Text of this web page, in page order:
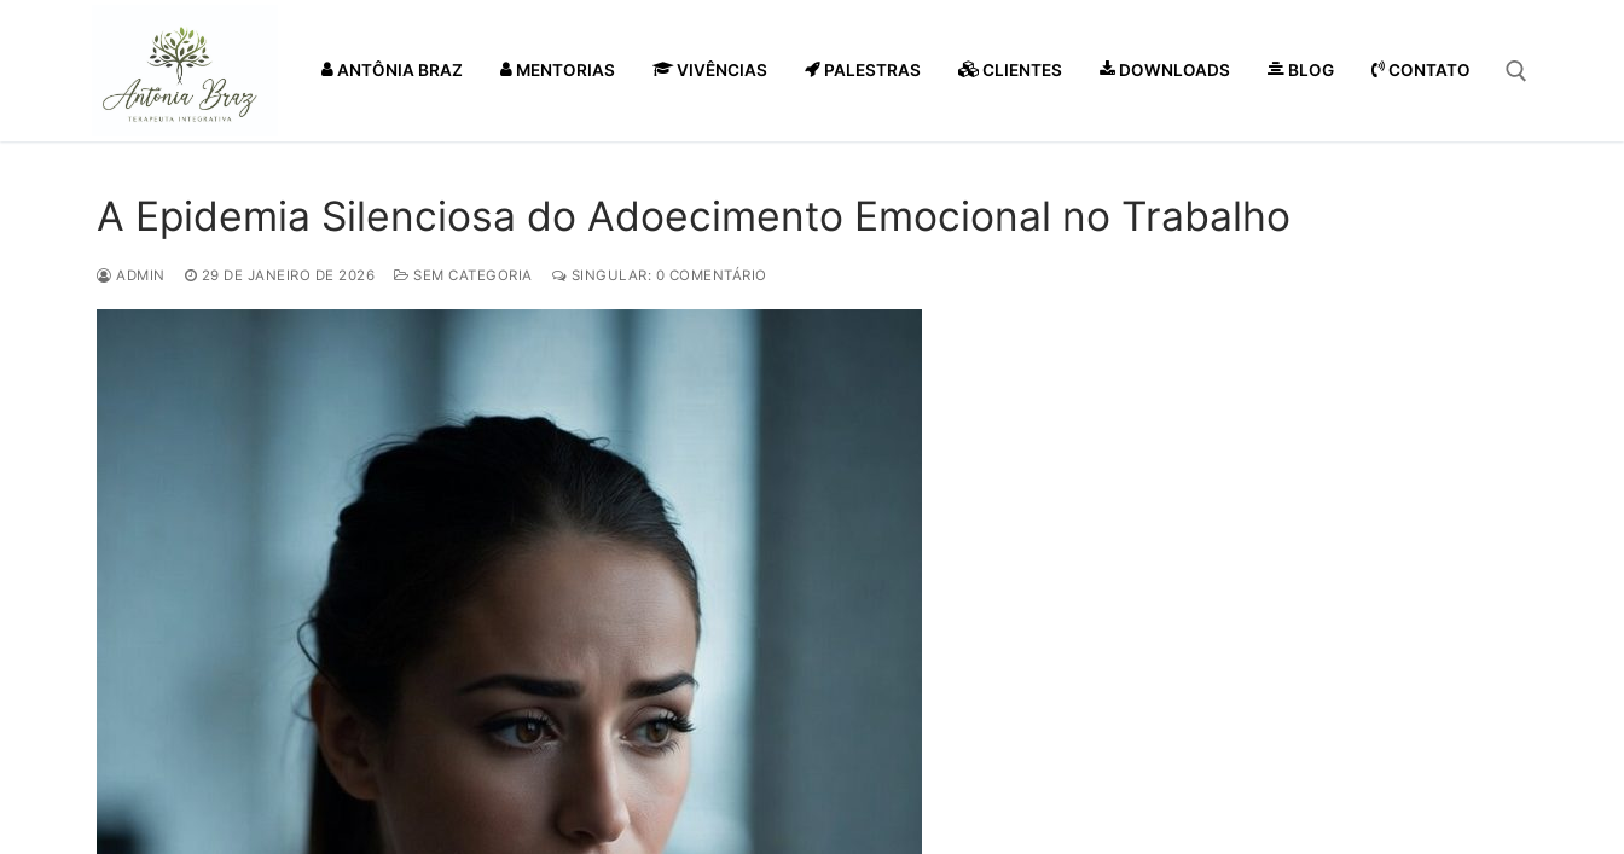
ANTÔNIA BRAZ MENTORIAS VIVÊNCIAS PALESTRAS CLIENTES DOWNLOADS BLOG CONTATO
A Epidemia Silenciosa do Adoecimento Emocional no Trabalho
ADMIN 29 DE JANEIRO DE 2026 SEM CATEGORIA SINGULAR: 0 COMENTÁRIO